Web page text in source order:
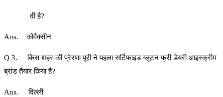
दी है?
Ans. कोवैक्सीन
Q 3. किस शहर की प्रेरणा पूरी ने पहला सर्टिफाइड ग्लूटन फ्री डेयरी आइस्क्रीम
ब्रांड तैयार किया है?
Ans. दिल्ली